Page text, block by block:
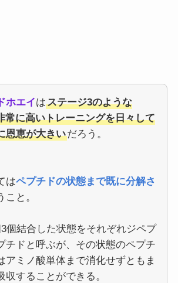
ホエイはステージ3のような
常に高いトレーニングを日々して
恩恵が大きいだろう。
はペプチドの状態まで既に分解さ
こと。
個結合した状態をそれぞれジペプ
チドと呼ぶが、その状態のペプチ
アミノ酸単体まで消化せずともま
収することができる。